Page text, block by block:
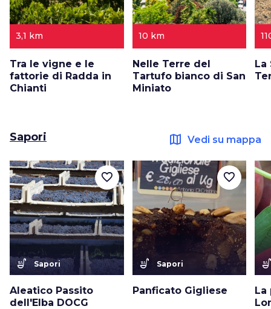
3,1 km
Tra le vigne e le
fattorie di Radda in
Chianti
10 km
Nelle Terre del
Tartufo bianco di San
Miniato
La
Sapori map Vedi su mappa
soup_kitchen Sapori
Aleatico Passito
dell'Elba DOCG
favorite_border
soup_kitchen Sapori
Panficato Gigliese
favorite_border
La